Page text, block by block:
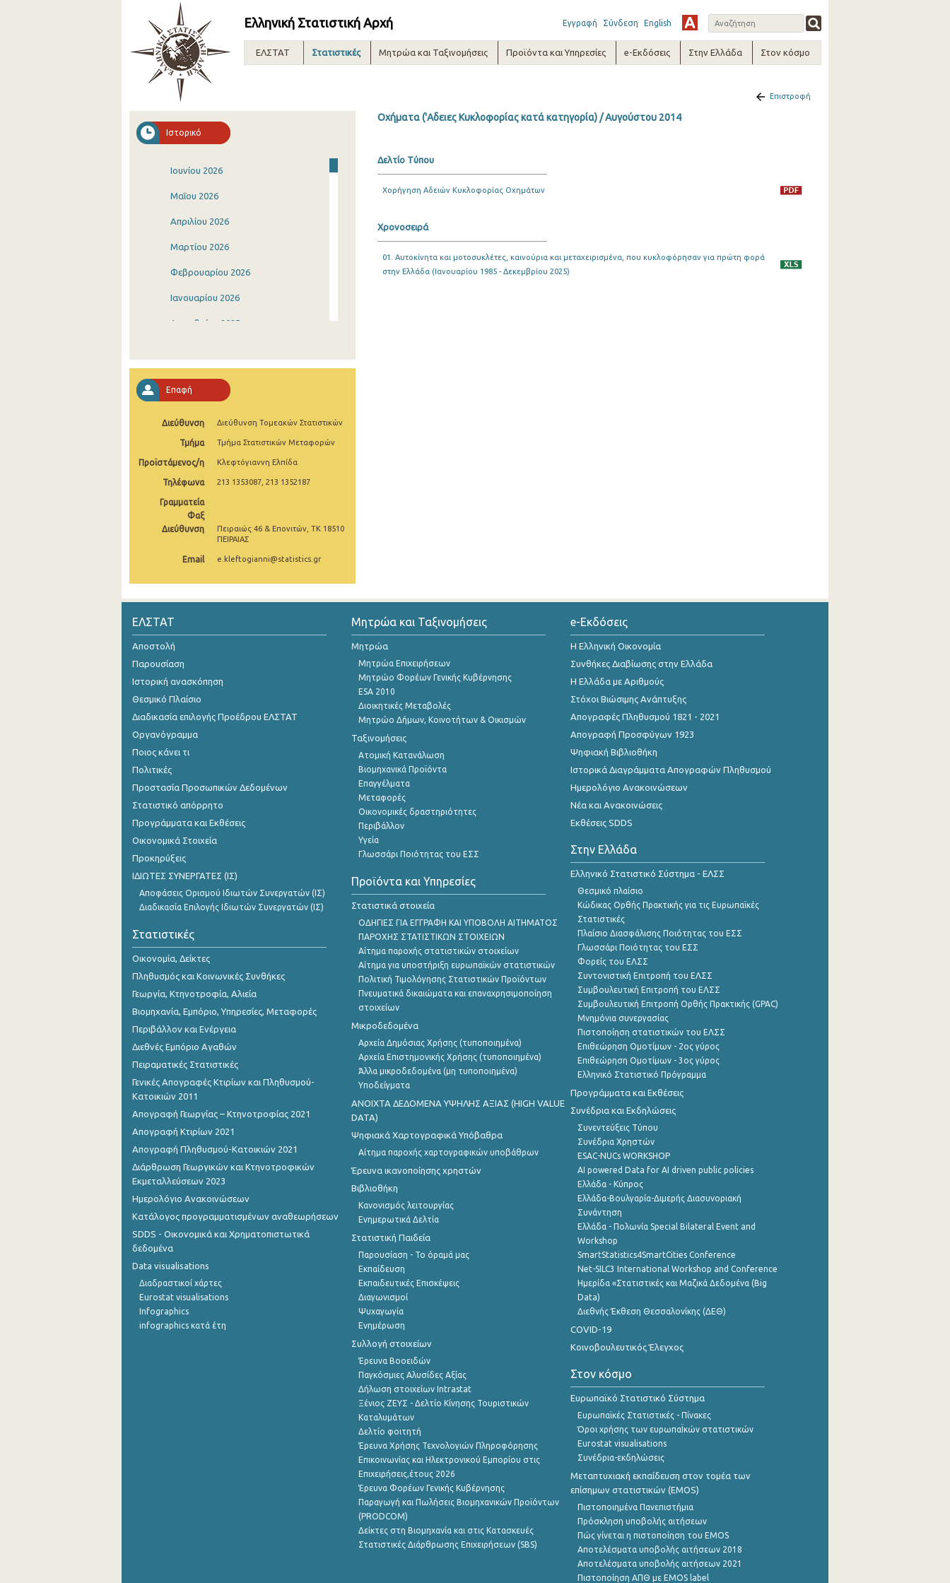
Ελληνική Στατιστική Αρχή Εγγραφή Σύνδεση English
ΕΛΣΤΑΤ Στατιστικές Μητρώα και Ταξινομήσεις Προϊόντα και Υπηρεσίες e-Εκδόσεις Στην Ελλάδα Στον κόσμο
Ιστορικό
Ιουνίου 2026
Μαΐου 2026
Απριλίου 2026
Μαρτίου 2026
Φεβρουαρίου 2026
Ιανουαρίου 2026
Δεκεμβρίου 2025
Σεπτεμβρίου 2025
Αυγούστου 2025
Ιουλίου 2025
Ιουνίου 2025
Μαΐου 2025
Απριλίου 2025
Ιανουαρίου 2025
Δεκεμβρίου 2024
Νοεμβρίου 2024
Οκτωβρίου 2024
Σεπτεμβρίου 2024
Ιουλίου 2024
Ιουνίου 2024
Μαΐου 2024
Μαρτίου 2024
Φεβρουαρίου 2024
Ιανουαρίου 2024
Δεκεμβρίου 2023
Νοεμβρίου 2023
Οκτωβρίου 2023
Σεπτεμβρίου 2023
Αυγούστου 2023
Ιουλίου 2023
Ιουνίου 2023
Μαΐου 2023
Απριλίου 2023
Μαρτίου 2023
Ιανουαρίου 2023
Δεκεμβρίου 2022
Νοεμβρίου 2022
Οκτωβρίου 2022
Σεπτεμβρίου 2022
Επαφή
Διεύθυνση Διεύθυνση Τομεακών Στατιστικών
Τμήμα Τμήμα Στατιστικών Μεταφορών
Προϊστάμενος/η Κλεφτόγιαννη Ελπίδα
Τηλέφωνα 213 1353087, 213 1352187
Γραμματεία
Φαξ
Διεύθυνση
Πειραιώς 46 & Επονιτών, ΤΚ 18510
ΠΕΙΡΑΙΑΣ
Email e.kleftogianni@statistics.gr
Επιστροφή
Οχήματα ('Αδειες Κυκλοφορίας κατά κατηγορία) / Αυγούστου 2014
Δελτίο Τύπου
Χορήγηση Αδειών Κυκλοφορίας Οχημάτων
Χρονοσειρά
01. Αυτοκίνητα και μοτοσυκλέτες, καινούρια και μεταχειρισμένα, που κυκλοφόρησαν για πρώτη φορά
στην Ελλάδα (Ιανουαρίου 1985 - Δεκεμβρίου 2025)
ΕΛΣΤΑΤ
Αποστολή
Παρουσίαση
Ιστορική ανασκόπηση
Θεσμικό Πλαίσιο
Διαδικασία επιλογής Προέδρου ΕΛΣΤΑΤ
Οργανόγραμμα
Ποιος κάνει τι
Πολιτικές
Προστασία Προσωπικών Δεδομένων
Στατιστικό απόρρητο
Προγράμματα και Εκθέσεις
Οικονομικά Στοιχεία
Προκηρύξεις
ΙΔΙΩΤΕΣ ΣΥΝΕΡΓΑΤΕΣ (ΙΣ)
Αποφάσεις Ορισμού Ιδιωτών Συνεργατών (ΙΣ)
Διαδικασία Επιλογής Ιδιωτών Συνεργατών (ΙΣ)
Στατιστικές
Οικονομία, Δείκτες
Πληθυσμός και Κοινωνικές Συνθήκες
Γεωργία, Κτηνοτροφία, Αλιεία
Βιομηχανία, Εμπόριο, Υπηρεσίες, Μεταφορές
Περιβάλλον και Ενέργεια
Διεθνές Εμπόριο Αγαθών
Πειραματικές Στατιστικές
Γενικές Απογραφές Κτιρίων και Πληθυσμού-
Κατοικιών 2011
Απογραφή Γεωργίας – Κτηνοτροφίας 2021
Απογραφή Κτιρίων 2021
Απογραφή Πληθυσμού-Κατοικιών 2021
Διάρθρωση Γεωργικών και Κτηνοτροφικών
Εκμεταλλεύσεων 2023
Ημερολόγιο Ανακοινώσεων
Κατάλογος προγραμματισμένων αναθεωρήσεων
SDDS - Οικονομικά και Χρηματοπιστωτικά
δεδομένα
Data visualisations
Διαδραστικοί χάρτες
Eurostat visualisations
Infographics
infographics κατά έτη
Μητρώα και Ταξινομήσεις
Μητρώα
Μητρώα Επιχειρήσεων
Μητρώο Φορέων Γενικής Κυβέρνησης
ESA 2010
Διοικητικές Μεταβολές
Μητρώο Δήμων, Κοινοτήτων & Οικισμών
Ταξινομήσεις
Ατομική Κατανάλωση
Βιομηχανικά Προϊόντα
Επαγγέλματα
Μεταφορές
Οικονομικές δραστηριότητες
Περιβάλλον
Υγεία
Γλωσσάρι Ποιότητας του ΕΣΣ
Προϊόντα και Υπηρεσίες
Στατιστικά στοιχεία
ΟΔΗΓΙΕΣ ΓΙΑ ΕΓΓΡΑΦΗ ΚΑΙ ΥΠΟΒΟΛΗ ΑΙΤΗΜΑΤΟΣ
ΠΑΡΟΧΗΣ ΣΤΑΤΙΣΤΙΚΩΝ ΣΤΟΙΧΕΙΩΝ
Αίτημα παροχής στατιστικών στοιχείων
Αίτημα για υποστήριξη ευρωπαϊκών στατιστικών
Πολιτική Τιμολόγησης Στατιστικών Προϊόντων
Πνευματικά δικαιώματα και επαναχρησιμοποίηση
στοιχείων
Μικροδεδομένα
Αρχεία Δημόσιας Χρήσης (τυποποιημένα)
Αρχεία Επιστημονικής Χρήσης (τυποποιημένα)
Άλλα μικροδεδομένα (μη τυποποιημένα)
Υποδείγματα
ANOIXTA ΔΕΔΟΜΕΝΑ ΥΨΗΛΗΣ ΑΞΙΑΣ (HIGH VALUE
DATA)
Ψηφιακά Χαρτογραφικά Υπόβαθρα
Αίτημα παροχής χαρτογραφικών υποβάθρων
Έρευνα ικανοποίησης χρηστών
Βιβλιοθήκη
Κανονισμός λειτουργίας
Ενημερωτικά Δελτία
Στατιστική Παιδεία
Παρουσίαση - Το όραμά μας
Εκπαίδευση
Εκπαιδευτικές Επισκέψεις
Διαγωνισμοί
Ψυχαγωγία
Ενημέρωση
Συλλογή στοιχείων
Έρευνα Βοοειδών
Παγκόσμιες Αλυσίδες Αξίας
Δήλωση στοιχείων Intrastat
Ξένιος ΖΕΥΣ - Δελτίο Κίνησης Τουριστικών
Καταλυμάτων
Δελτίο φοιτητή
Έρευνα Χρήσης Τεχνολογιών Πληροφόρησης
Επικοινωνίας και Ηλεκτρονικού Εμπορίου στις
Επιχειρήσεις,έτους 2026
Έρευνα Φορέων Γενικής Κυβέρνησης
Παραγωγή και Πωλήσεις Βιομηχανικών Προϊόντων
(PRODCOM)
Δείκτες στη Βιομηχανία και στις Κατασκευές
Στατιστικές Διάρθρωσης Επιχειρήσεων (SBS)
e-Εκδόσεις
Η Ελληνική Οικονομία
Συνθήκες Διαβίωσης στην Ελλάδα
Η Ελλάδα με Αριθμούς
Στόχοι Βιώσιμης Ανάπτυξης
Απογραφές Πληθυσμού 1821 - 2021
Απογραφή Προσφύγων 1923
Ψηφιακή Βιβλιοθήκη
Ιστορικά Διαγράμματα Απογραφών Πληθυσμού
Ημερολόγιο Ανακοινώσεων
Νέα και Ανακοινώσεις
Εκθέσεις SDDS
Στην Ελλάδα
Ελληνικό Στατιστικό Σύστημα - ΕΛΣΣ
Θεσμικό πλαίσιο
Κώδικας Ορθής Πρακτικής για τις Ευρωπαϊκές
Στατιστικές
Πλαίσιο Διασφάλισης Ποιότητας του ΕΣΣ
Γλωσσάρι Ποιότητας του ΕΣΣ
Φορείς του ΕΛΣΣ
Συντονιστική Επιτροπή του ΕΛΣΣ
Συμβουλευτική Επιτροπή του ΕΛΣΣ
Συμβουλευτική Επιτροπή Ορθής Πρακτικής (GPAC)
Μνημόνια συνεργασίας
Πιστοποίηση στατιστικών του ΕΛΣΣ
Επιθεώρηση Ομοτίμων - 2ος γύρος
Επιθεώρηση Ομοτίμων - 3ος γύρος
Ελληνικό Στατιστικό Πρόγραμμα
Προγράμματα και Εκθέσεις
Συνέδρια και Εκδηλώσεις
Συνεντεύξεις Τύπου
Συνέδρια Χρηστών
ESAC-NUCs WORKSHOP
AI powered Data for AI driven public policies
Ελλάδα - Κύπρος
Ελλάδα-Βουλγαρία-Διμερής Διασυνοριακή
Συνάντηση
Ελλάδα - Πολωνία Special Bilateral Event and
Workshop
SmartStatistics4SmartCities Conference
Net-SILC3 International Workshop and Conference
Ημερίδα «Στατιστικές και Μαζικά Δεδομένα (Big
Data)
Διεθνής Έκθεση Θεσσαλονίκης (ΔΕΘ)
COVID-19
Κοινοβουλευτικός Έλεγχος
Στον κόσμο
Ευρωπαϊκό Στατιστικό Σύστημα
Ευρωπαϊκές Στατιστικές - Πίνακες
Όροι χρήσης των ευρωπαΪκών στατιστικών
Eurostat visualisations
Συνέδρια-εκδηλώσεις
Μεταπτυχιακή εκπαίδευση στον τομέα των
επίσημων στατιστικών (EMOS)
Πιστοποιημένα Πανεπιστήμια
Πρόσκληση υποβολής αιτήσεων
Πώς γίνεται η πιστοποίηση του EMOS
Αποτελέσματα υποβολής αιτήσεων 2018
Αποτελέσματα υποβολής αιτήσεων 2021
Πιστοποίηση ΑΠΘ με EMOS label